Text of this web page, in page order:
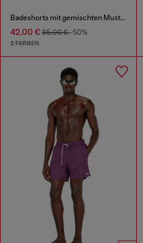
Badeshorts mit gemischten Mustern
42,00 € 85,00 €-50%
2 FARBEN